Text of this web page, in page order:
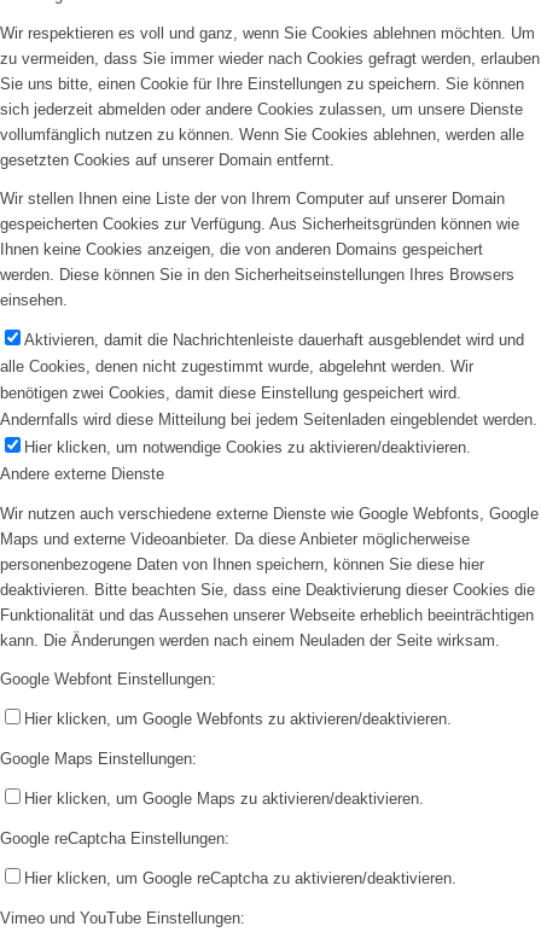
Wir respektieren es voll und ganz, wenn Sie Cookies ablehnen möchten. Um
zu vermeiden, dass Sie immer wieder nach Cookies gefragt werden, erlauben
Sie uns bitte, einen Cookie für Ihre Einstellungen zu speichern. Sie können
sich jederzeit abmelden oder andere Cookies zulassen, um unsere Dienste
vollumfänglich nutzen zu können. Wenn Sie Cookies ablehnen, werden alle
gesetzten Cookies auf unserer Domain entfernt.
Wir stellen Ihnen eine Liste der von Ihrem Computer auf unserer Domain
gespeicherten Cookies zur Verfügung. Aus Sicherheitsgründen können wie
Ihnen keine Cookies anzeigen, die von anderen Domains gespeichert
werden. Diese können Sie in den Sicherheitseinstellungen Ihres Browsers
einsehen.
Aktivieren, damit die Nachrichtenleiste dauerhaft ausgeblendet wird und
alle Cookies, denen nicht zugestimmt wurde, abgelehnt werden. Wir
benötigen zwei Cookies, damit diese Einstellung gespeichert wird.
Andernfalls wird diese Mitteilung bei jedem Seitenladen eingeblendet werden.
Hier klicken, um notwendige Cookies zu aktivieren/deaktivieren.
Andere externe Dienste
Wir nutzen auch verschiedene externe Dienste wie Google Webfonts, Google
Maps und externe Videoanbieter. Da diese Anbieter möglicherweise
personenbezogene Daten von Ihnen speichern, können Sie diese hier
deaktivieren. Bitte beachten Sie, dass eine Deaktivierung dieser Cookies die
Funktionalität und das Aussehen unserer Webseite erheblich beeinträchtigen
kann. Die Änderungen werden nach einem Neuladen der Seite wirksam.
Google Webfont Einstellungen:
Hier klicken, um Google Webfonts zu aktivieren/deaktivieren.
Google Maps Einstellungen:
Hier klicken, um Google Maps zu aktivieren/deaktivieren.
Google reCaptcha Einstellungen:
Hier klicken, um Google reCaptcha zu aktivieren/deaktivieren.
Vimeo und YouTube Einstellungen: